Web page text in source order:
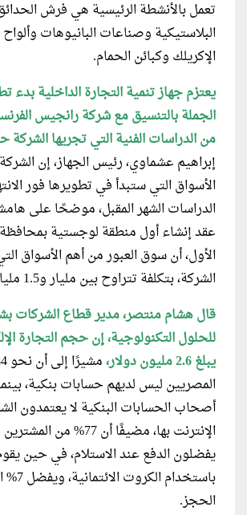
تعمل بالأنشطة الرئيسية هي فرش
البلاستيكية وصناعات البانيوهات
الإكريلك وكبائن الحمام.
يعتزم جهاز تنمية التجارة الداخلية بدء
الجملة بالتنسيق مع شركة رانجيس
من الدراسات الفنية التي تجريها الشركة
إبراهيم عشماوي، رئيس الجهاز، إن
الأسواق التي ستبدأ في تطويرها فور
الدراسات الشهر المقبل، موضحًا على
عقد إنشاء أول منطقة لوجستية
الأول، أن سوق العبور من أهم الأسواق
الشركة، بتكلفة تتراوح بين مليار و1.5 مليار جنيه.
قال هشام منتصر، مدير قطاع الشركات
للحلول التكنولوجية، إن حجم التجارة
يبلغ 2.6 مليون دولار،
أصحاب الحسابات البنكية لا يعتمدون
الإنترنت بها، مضيفًا أن 77%
باستخدام
الحجز.